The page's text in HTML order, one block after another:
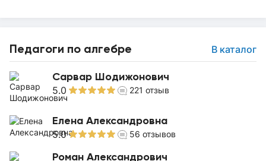
Педагоги по алгебре В каталог
Сарвар Шодижонович
5.0 221 отзыв
Елена Александровна
5.0 56 отзывов
Роман Александрович